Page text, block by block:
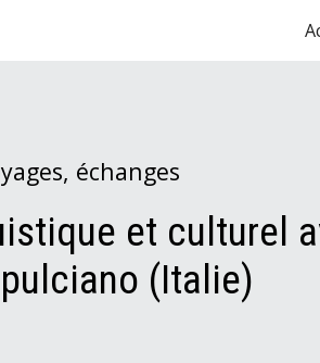
Skip to
échanges
et culturel
(Italie)